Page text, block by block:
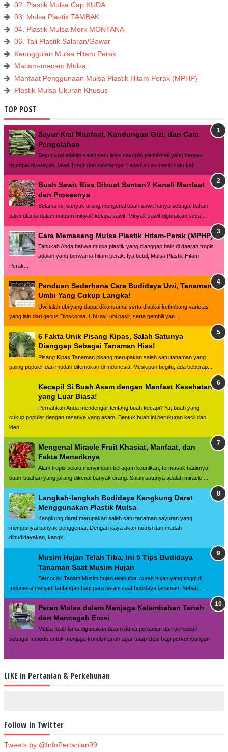
02. Plastik Mulsa Cap KUDA
03. Mulsa Plastik TAMBAK
04. Plastik Mulsa Merk MONTANA
06. Tali Plastik Salaran/Gawar
Keunggulan Mulsa Hitam Perak
Macam-macam Mulsa
Manfaat Penggunaan Mulsa Plastik Hitam Perak (MPHP)
Plastik Mulsa Ukuran Khusus
TOP POST
Sayur Krai Manfaat, Kandungan Gizi, dan Cara
Pengolahan
Sayur krai adalah salah satu jenis sayuran tradisional yang banyak
dijumpai di wilayah Jawa Timur dan sekitarnya. Tanaman ini masih satu kel...
Buah Sawit Bisa Dibuat Santan? Kenali Manfaat
dan Prosesnya
Selama ini, banyak orang mengenal buah sawit hanya sebagai bahan
baku utama dalam industri minyak kelapa sawit. Minyak sawit digunakan seca...
Cara Memasang Mulsa Plastik Hitam-Perak (MPHP)
Tahukah Anda bahwa mulsa plastik yang dianggap baik di daerah tropis
adalah yang berwarna hitam perak. Iya betul, Mulsa Plastik Hitam-
Perak...
Panduan Sederhana Cara Budidaya Uwi, Tanaman
Umbi Yang Cukup Langka!
Uwi ialah ubi yang dapat dikonsumsi serta disukai ketimbang varietas
yang lain dari genus Dioscorea. Ubi uwi, ubi pasir, serta gembili yan...
6 Fakta Unik Pisang Kipas, Salah Satunya
Dianggap Sebagai Tanaman Hias!
Pisang Kipas Tanaman pisang merupakan salah satu tanaman yang
paling populer dan mudah ditemukan di Indonesia. Meskipun begitu, ada beberap...
Kecapi! Si Buah Asam dengan Manfaat Kesehatan
yang Luar Biasa!
Pernahkah Anda mendengar tentang buah kecapi? Ya, buah yang
cukup populer dengan rasanya yang asam. Bentuk buah ini berukuran kecil dan
iden...
Mengenal Miracle Fruit Khasiat, Manfaat, dan
Fakta Menariknya
Alam tropis selalu menyimpan beragam keunikan, termasuk hadirnya
buah-buahan yang jarang dikenal banyak orang. Salah satunya adalah miracle ...
Langkah-langkah Budidaya Kangkung Darat
Menggunakan Plastik Mulsa
Kangkung darat merupakan salah satu tanaman sayuran yang
mempunyai banyak penggemar. Dengan kaya akan nutrisi dan mudah
dibudidayakan, kangk...
Musim Hujan Telah Tiba, Ini 5 Tips Budidaya
Tanaman Saat Musim Hujan
Bercocok Tanam Musim hujan telah tiba, curah hujan yang tinggi di
Indonesia menjadi tantangan bagi para petani saat budidaya tanaman. Sebab...
Peran Mulsa dalam Menjaga Kelembaban Tanah
dan Mencegah Erosi
Mulsa telah lama digunakan dalam dunia pertanian dan berkebun
sebagai metode untuk menjaga kondisi tanah agar tetap ideal bagi perkembangan
LIKE in Pertanian & Perkebunan
Follow in Twitter
Tweets by @InfoPertanian99